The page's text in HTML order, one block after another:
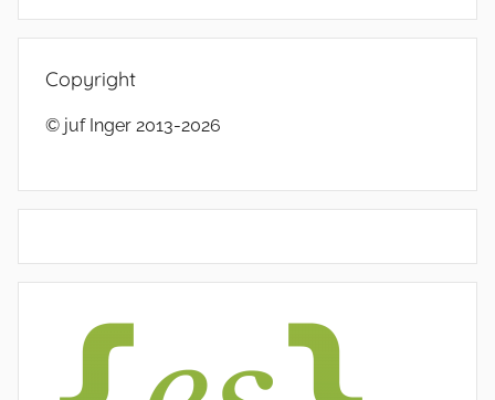
Copyright
© juf Inger 2013-2026